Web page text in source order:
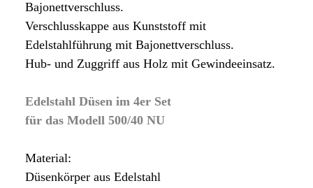
Bajonettverschluss.
Verschlusskappe aus Kunststoff mit
Edelstahlführung mit Bajonettverschluss.
Hub- und Zuggriff aus Holz mit Gewindeeinsatz.
Edelstahl Düsen im 4er Set
für das Modell 500/40 NU
Material:
Düsenkörper aus Edelstahl